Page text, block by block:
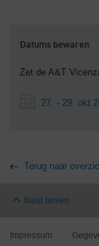
Datums bewaren
Zet de A&T
27. - 29. okt
Terug naar
Naar boven
Impressum